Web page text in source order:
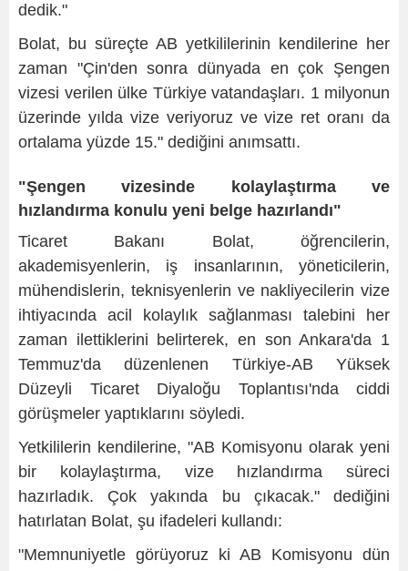
dedik."
Bolat, bu süreçte AB yetkililerinin kendilerine her
zaman "Çin'den sonra dünyada en çok Şengen
vizesi verilen ülke Türkiye vatandaşları. 1 milyonun
üzerinde yılda vize veriyoruz ve vize ret oranı da
ortalama yüzde 15." dediğini anımsattı.
"Şengen vizesinde kolaylaştırma ve
hızlandırma konulu yeni belge hazırlandı"
Ticaret Bakanı Bolat, öğrencilerin,
akademisyenlerin, iş insanlarının, yöneticilerin,
mühendislerin, teknisyenlerin ve nakliyecilerin vize
ihtiyacında acil kolaylık sağlanması talebini her
zaman ilettiklerini belirterek, en son Ankara'da 1
Temmuz'da düzenlenen Türkiye-AB Yüksek
Düzeyli Ticaret Diyaloğu Toplantısı'nda ciddi
görüşmeler yaptıklarını söyledi.
Yetkililerin kendilerine, "AB Komisyonu olarak yeni
bir kolaylaştırma, vize hızlandırma süreci
hazırladık. Çok yakında bu çıkacak." dediğini
hatırlatan Bolat, şu ifadeleri kullandı:
"Memnuniyetle görüyoruz ki AB Komisyonu dün